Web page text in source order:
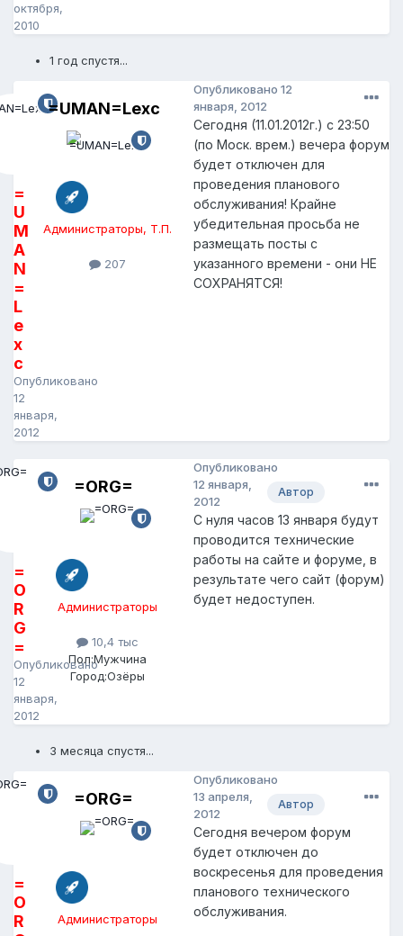
октября,
2010
1 год спустя...
=
U
M
A
N
=
L
e
x
c
Опубликовано
12
января,
2012
=UMAN=Lexc
Администраторы, Т.П.
207
Опубликовано 12
января, 2012
Сегодня (11.01.2012г.) с 23:50
(по Моск. врем.) вечера форум
будет отключен для
проведения планового
обслуживания! Крайне
убедительная просьба не
размещать посты с
указанного времени - они НЕ
СОХРАНЯТСЯ!
=
O
R
G
=
Опубликовано
12
января,
2012
=ORG=
Администраторы
10,4 тыс
Пол:Мужчина
Город:Озёры
Автор
Опубликовано
12 января,
2012
С нуля часов 13 января будут
проводится технические
работы на сайте и форуме, в
результате чего сайт (форум)
будет недоступен.
3 месяца спустя...
=
O
R
=ORG=
Администраторы
Автор
Опубликовано
13 апреля,
2012
Сегодня вечером форум
будет отключен до
воскресенья для проведения
планового технического
обслуживания.